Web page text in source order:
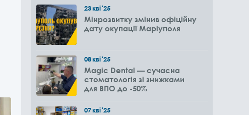
23кві'25
Мінрозвитку змінив офіційну
дату окупації Маріуполя
08кві'25
Magic Dental — сучасна
стоматологія зі знижками
для ВПО до -50%
07кві'25